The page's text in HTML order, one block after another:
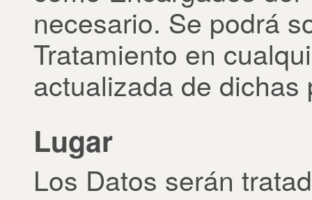
necesario. Se podrá
Tratamiento en
actualizada de dichas
Lugar
Los Datos serán